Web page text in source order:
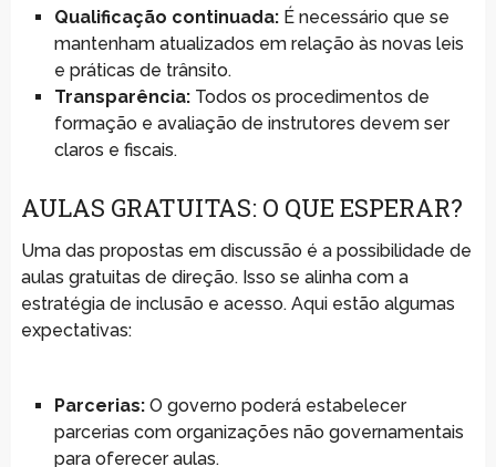
Qualificação continuada:É necessário que se
mantenham atualizados em relação às novas leis
e práticas de trânsito.
Transparência:Todos os procedimentos de
formação e avaliação de instrutores devem ser
claros e fiscais.
AULAS GRATUITAS: O QUE ESPERAR?
Uma das propostas em discussão é a possibilidade de
aulas gratuitas de direção. Isso se alinha com a
estratégia de inclusão e acesso. Aqui estão algumas
expectativas:
Parcerias:O governo poderá estabelecer
parcerias com organizações não governamentais
para oferecer aulas.